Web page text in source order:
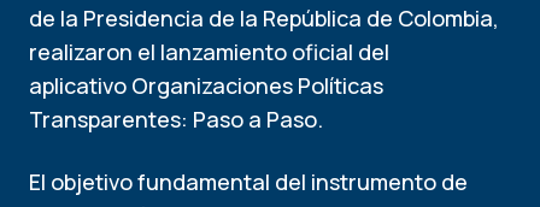
de la Presidencia de la República de Colombia,
realizaron el lanzamiento oficial del
aplicativo Organizaciones Políticas
Transparentes: Paso a Paso.
El objetivo fundamental del instrumento de